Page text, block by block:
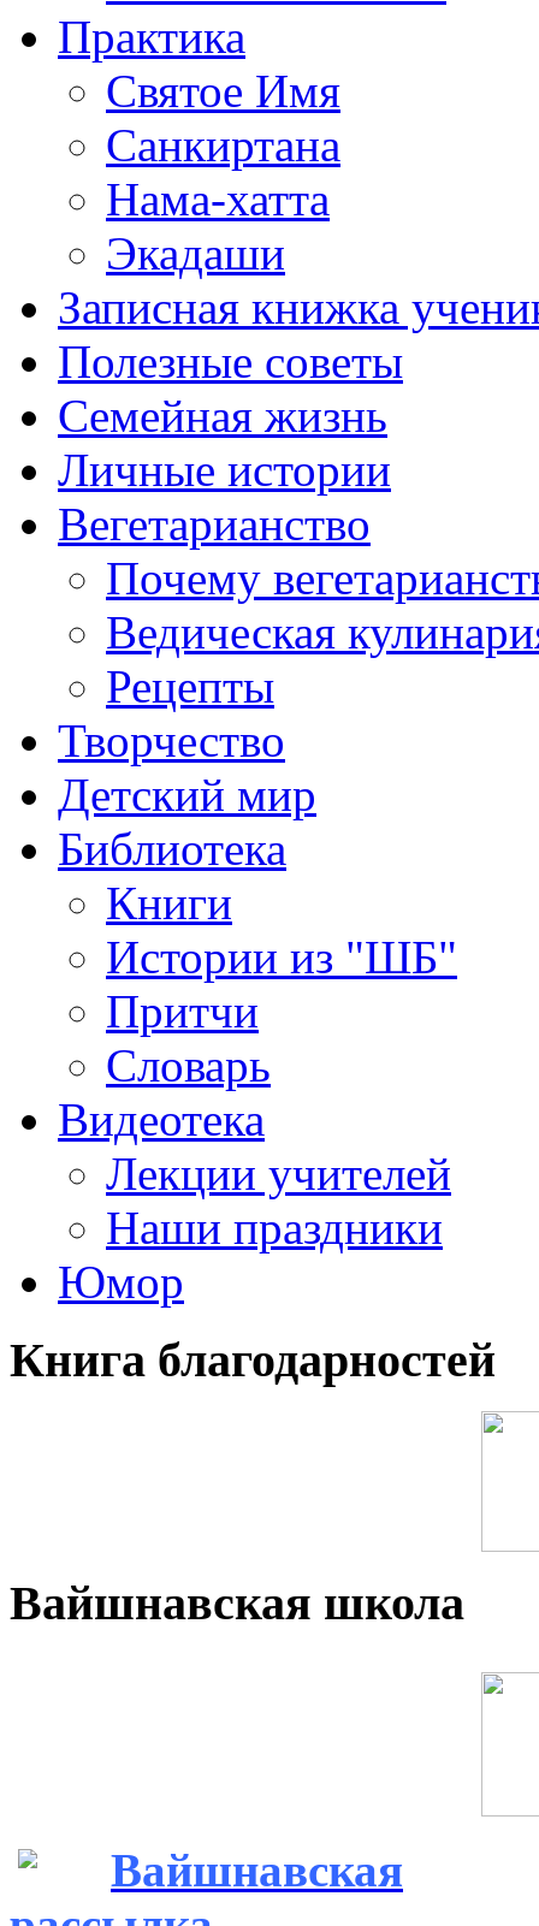
Практика
Святое Имя
Санкиртана
Нама-хатта
Экадаши
Записная книжка
Полезные советы
Семейная жизнь
Личные истории
Вегетарианство
Почему
Ведическая
Рецепты
Творчество
Детский мир
Библиотека
Книги
Истории из "ШБ"
Притчи
Словарь
Видеотека
Лекции учителей
Наши праздники
Юмор
Книга благодарностей
Вайшнавская школа
Вайшнавская